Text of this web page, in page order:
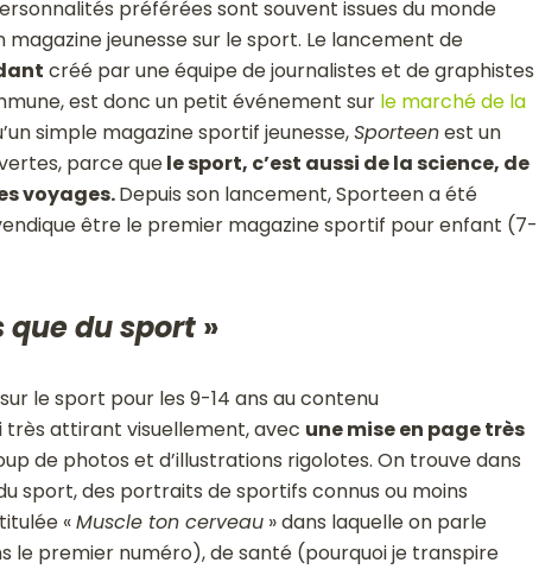
préférées sont souvent issues du monde
magazine jeunesse sur le sport. Le lancement de
créé par une équipe de journalistes et de graphistes
est donc un petit événement sur le marché de la
simple magazine sportif jeunesse,Sporteenest un
parce quele sport, c’est aussi de la science, de
voyages.Depuis son lancement, Sporteen a été
être le premier magazine sportif pour enfant (7-
que du sport »
le sport pour les 9-14 ans au contenu
attirant visuellement, avec une mise en page très
de photos et d’illustrations rigolotes. On trouve dans
sport, des portraits de sportifs connus ou moins
«Muscle ton cerveau» dans laquelle on parle
le premier numéro), de santé (pourquoi je transpire